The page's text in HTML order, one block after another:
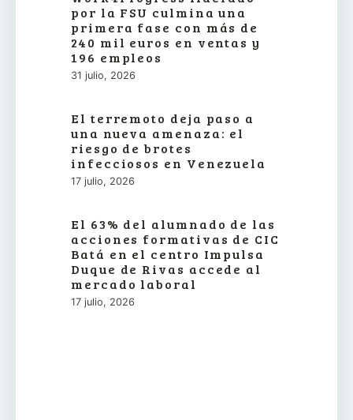
por la FSU culmina una
primera fase con más de
240 mil euros en ventas y
196 empleos
31 julio, 2026
El terremoto deja paso a
una nueva amenaza: el
riesgo de brotes
infecciosos en Venezuela
17 julio, 2026
El 63% del alumnado de las
acciones formativas de CIC
Batá en el centro Impulsa
Duque de Rivas accede al
mercado laboral
17 julio, 2026